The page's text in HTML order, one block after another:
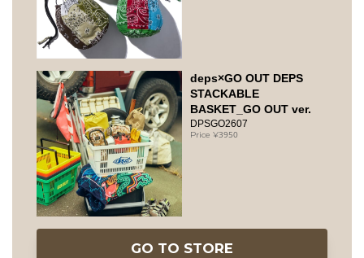
deps×GO OUT DEPS
STACKABLE
BASKET_GO OUT ver.
DPSGO2607
3950
GO TO STORE